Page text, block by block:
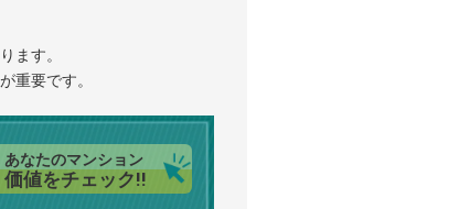
ます。
重要です。
あなたのマンション
価値をチェック!!